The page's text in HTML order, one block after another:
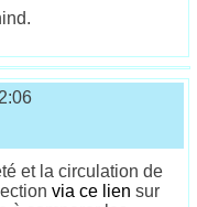
et la circulation de
via ce lien sur